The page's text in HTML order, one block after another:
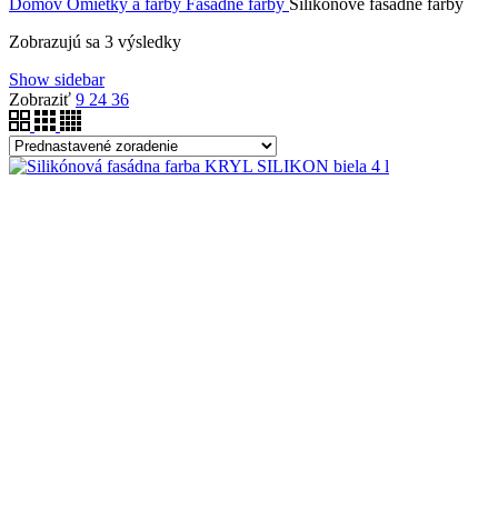
Domov Omietky a farby Fasádne farby Silikónové fasádne farby
Zobrazujú sa 3 výsledky
Show sidebar
Zobraziť 9 24 36